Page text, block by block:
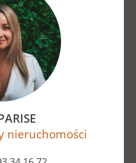
nieruchomości